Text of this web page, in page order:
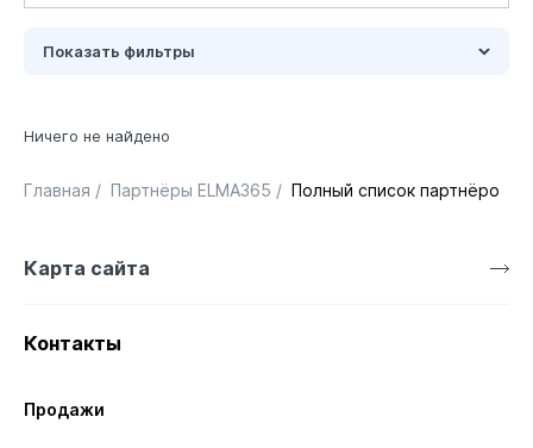
Показать фильтры
Ничего не найдено
Главная / Партнёры ELMA365 / Полный список партнёров
Карта сайта
Контакты
Продажи